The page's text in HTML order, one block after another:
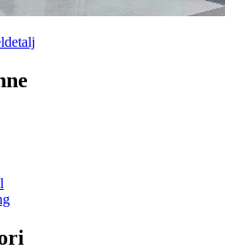
detalj